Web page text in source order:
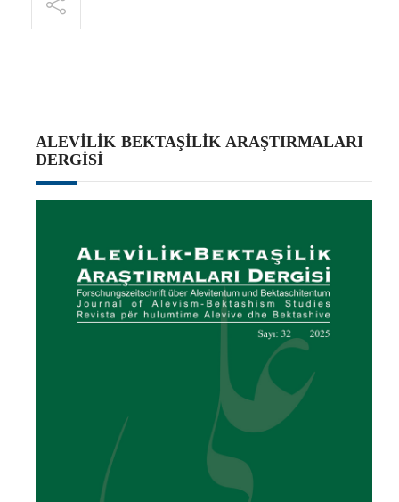
ALEVILIK BEKTAŞILIK ARAŞTIRMALARI
DERGISI